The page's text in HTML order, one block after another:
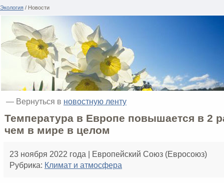
Экология / Новости
— Вернуться в новостную ленту
Температура в Европе повышается в 2
чем в мире в целом
23 ноября 2022 года | Европейский Cоюз (Евросоюз)
Рубрика: Климат и атмосфера